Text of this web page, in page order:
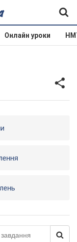
Онлайн уроки